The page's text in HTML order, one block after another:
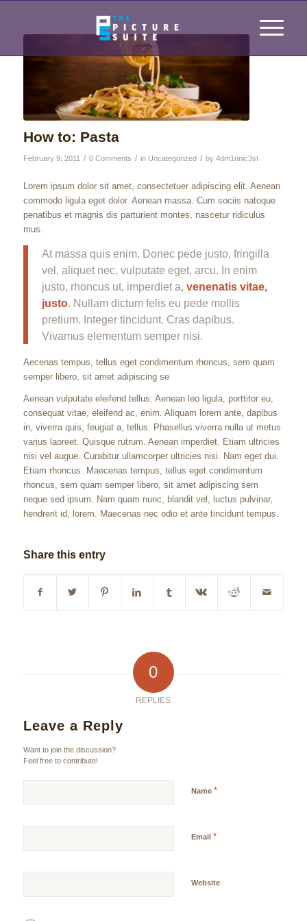
How to: Pasta
February 9, 2011 / 0 Comments / in Uncategorized / by 4dm1nnic3st
Lorem ipsum dolor sit amet, consectetuer adipiscing elit. Aenean
commodo ligula eget dolor. Aenean massa. Cum sociis natoque
penatibus et magnis dis parturient montes, nascetur ridiculus
mus.
At massa quis enim. Donec pede justo, fringilla
vel, aliquet nec, vulputate eget, arcu. In enim
justo, rhoncus ut, imperdiet a, venenatis vitae,
justo. Nullam dictum felis eu pede mollis
pretium. Integer tincidunt. Cras dapibus.
Vivamus elementum semper nisi.
Aecenas tempus, tellus eget condimentum rhoncus, sem quam
semper libero, sit amet adipiscing se
Aenean vulputate eleifend tellus. Aenean leo ligula, porttitor eu,
consequat vitae, eleifend ac, enim. Aliquam lorem ante, dapibus
in, viverra quis, feugiat a, tellus. Phasellus viverra nulla ut metus
varius laoreet. Quisque rutrum. Aenean imperdiet. Etiam ultricies
nisi vel augue. Curabitur ullamcorper ultricies nisi. Nam eget dui.
Etiam rhoncus. Maecenas tempus, tellus eget condimentum
rhoncus, sem quam semper libero, sit amet adipiscing sem
neque sed ipsum. Nam quam nunc, blandit vel, luctus pulvinar,
hendrerit id, lorem. Maecenas nec odio et ante tincidunt tempus.
Share this entry
0
REPLIES
Leave a Reply
Want to join the discussion?
Feel free to contribute!
Name *
Email *
Website